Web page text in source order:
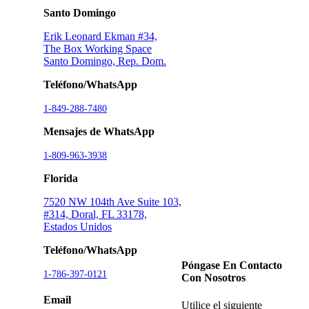
Santo Domingo
Erik Leonard Ekman #34,
The Box Working Space
Santo Domingo, Rep. Dom.
Teléfono/WhatsApp
1-849-288-7480
Mensajes de WhatsApp
1-809-963-3938
Florida
7520 NW 104th Ave Suite 103,
#314, Doral, FL 33178,
Estados Unidos
Teléfono/WhatsApp
1-786-397-0121
Email
Póngase En Contacto
Con Nosotros
Utilice el siguiente